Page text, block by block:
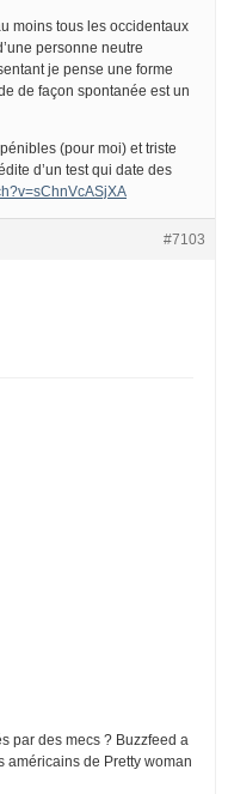
moins tous les occidentaux
personne neutre
je pense une forme
de façon spontanée est un
(pour moi) et triste
d’un test qui date des
#7103
par des mecs ? Buzzfeed a
américains de Pretty woman